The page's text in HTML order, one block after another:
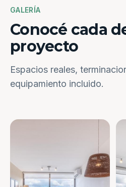
GALERÍA
Conocé cada
proyecto
Espacios reales,
equipamiento incluido.